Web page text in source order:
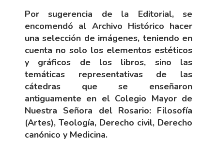
Por sugerencia de la Editorial, se
encomendó al Archivo Histórico hacer
una selección de imágenes, teniendo en
cuenta no solo los elementos estéticos
y gráficos de los libros, sino las
temáticas representativas de las
cátedras que se enseñaron
antiguamente en el Colegio Mayor de
Nuestra Señora del Rosario: Filosofía
(Artes), Teología, Derecho civil, Derecho
canónico y Medicina.